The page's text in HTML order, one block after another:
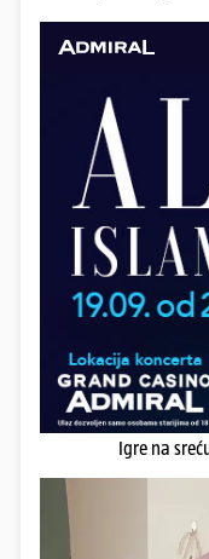
Igre na